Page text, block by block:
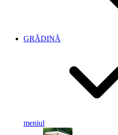
GRĂDINĂ
meniul